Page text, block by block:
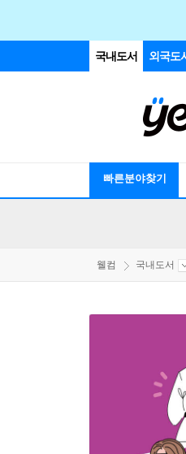
국내도서 외국도
빠른분야찾기
웰컴 국내도서